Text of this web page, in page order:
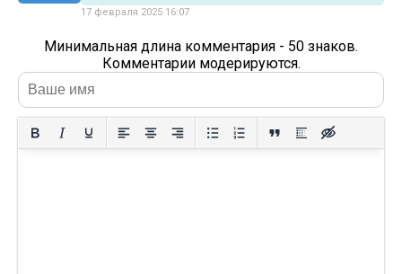
17 февраля 2025 16:07
Минимальная длина комментария - 50 знаков.
Комментарии модерируются.